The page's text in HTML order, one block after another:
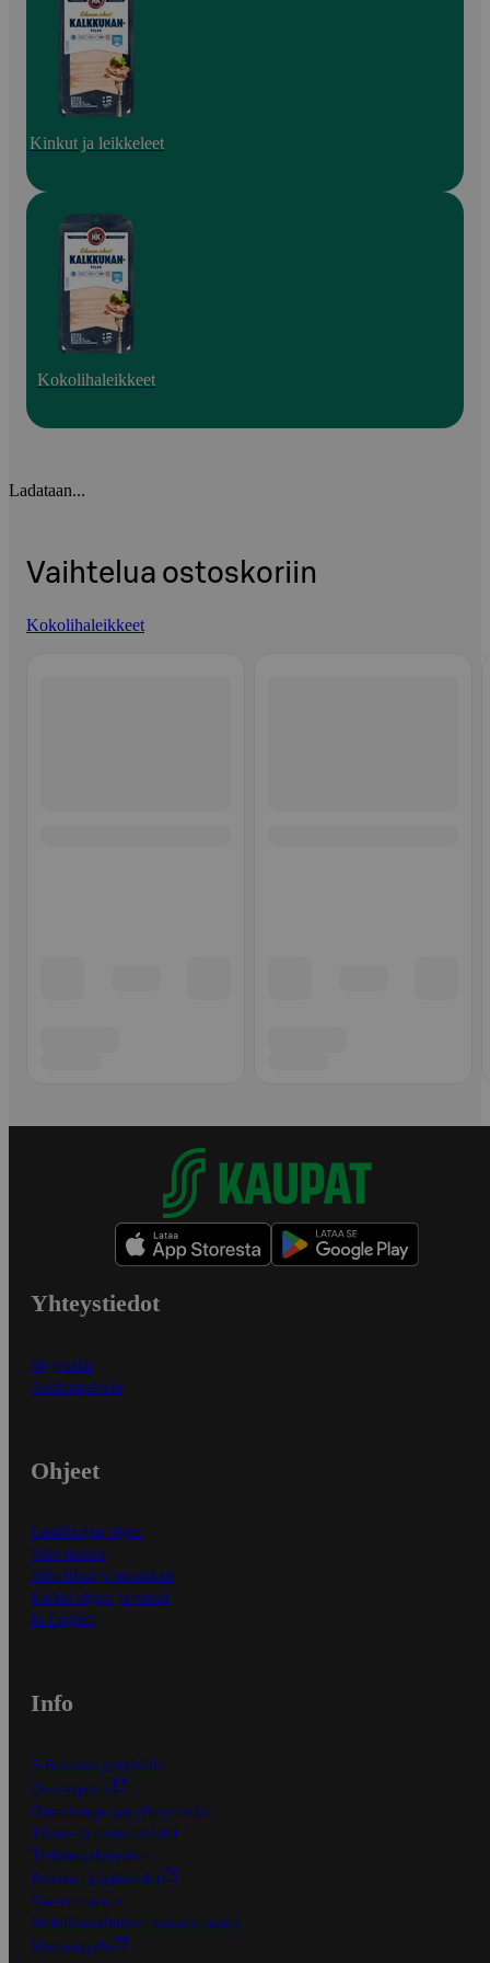
Kinkut ja leikkeleet
Kokolihaleikkeet
Ladataan...
Vaihtelua ostoskoriin
Kokolihaleikkeet
Yhteystiedot
Myymälät
Asiakaspalvelu
Ohjeet
Ensitilaajan ohjeet
Näin maksat
Näin tilaat ja muokkaat
Kaikki ohjeet ja vinkit
In English
Info
S-Business yrityksille
Oiva-raportit
Osuuskauppojen yhteystiedot
Tilaus- ja toimitusehdot
Tietosuojakäytäntö
Palvelun käyttöehdot
Saavutettavuus
Mobiilisovelluksen saavutettavuus
Mainostajalle